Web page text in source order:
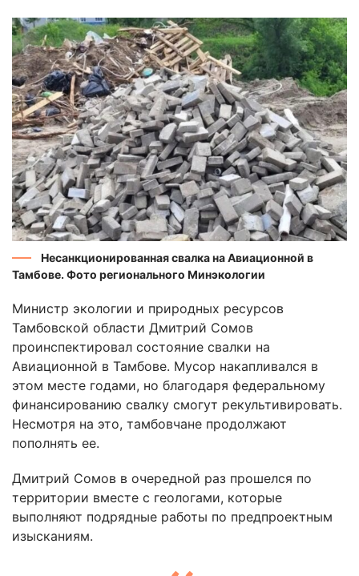
Несанкционированная свалка на Авиационной в
Тамбове. Фото регионального Минэкологии
Министр экологии и природных ресурсов
Тамбовской области Дмитрий Сомов
проинспектировал состояние свалки на
Авиационной в Тамбове. Мусор накапливался в
этом месте годами, но благодаря федеральному
финансированию свалку смогут рекультивировать.
Несмотря на это, тамбовчане продолжают
пополнять ее.
Дмитрий Сомов в очередной раз прошелся по
территории вместе с геологами, которые
выполняют подрядные работы по предпроектным
изысканиям.